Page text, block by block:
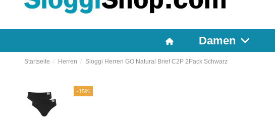
Damen
Startseite Herren Sloggi Herren GO Natural Brief C2P 2Pack Schwarz
-15%